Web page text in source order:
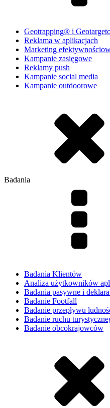
Geotrapping® i
Reklama w aplikacjach
Marketing
Kampanie zasięgowe
Reklamy push
Kampanie social media
Kampanie outdoorowe
Badania
Badania Klientów
Analiza użytkowników
Badania pasywne i
Badanie Footfall
Badanie przepływu
Badanie ruchu
Badanie obcokrajowców